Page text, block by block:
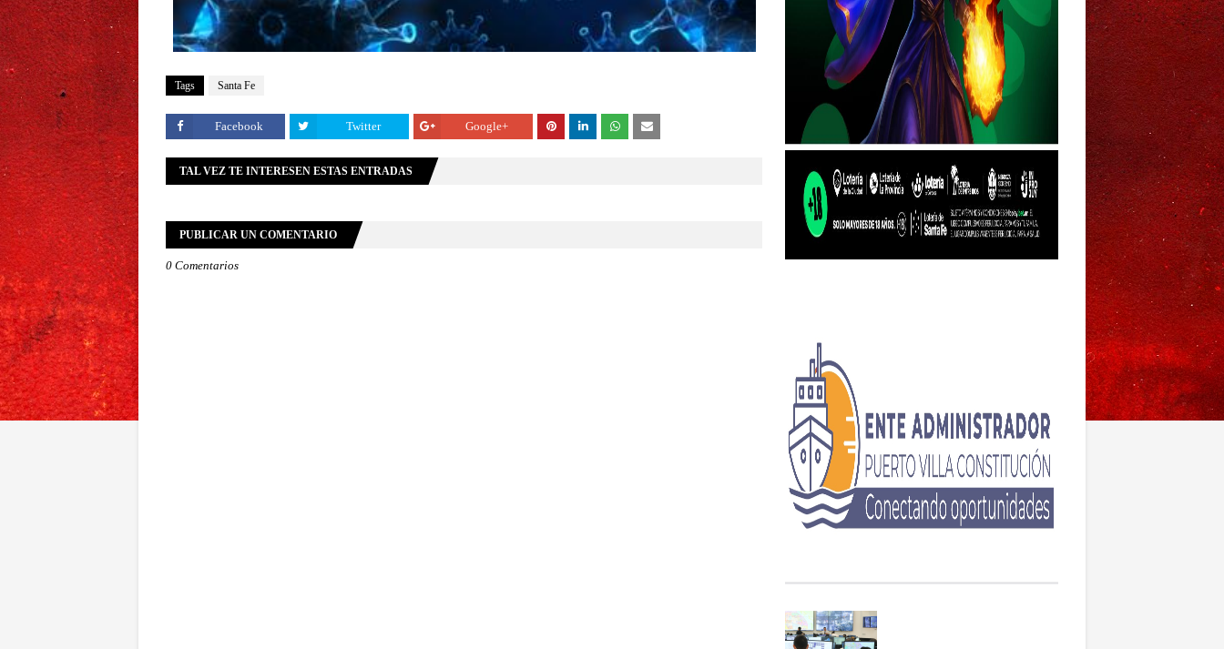
Tags Santa Fe
Facebook Twitter Google+
TAL VEZ TE INTERESEN ESTAS ENTRADAS
PUBLICAR UN COMENTARIO
0 Comentarios